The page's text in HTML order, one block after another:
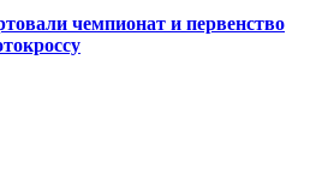
чемпионат и первенство